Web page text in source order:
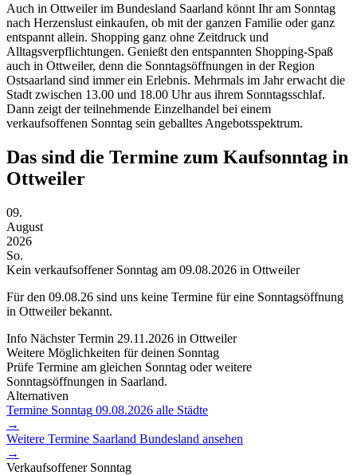
Auch in Ottweiler im Bundesland Saarland könnt Ihr am Sonntag
nach Herzenslust einkaufen, ob mit der ganzen Familie oder ganz
entspannt allein. Shopping ganz ohne Zeitdruck und
Alltagsverpflichtungen. Genießt den entspannten Shopping-Spaß
auch in Ottweiler, denn die Sonntagsöffnungen in der Region
Ostsaarland sind immer ein Erlebnis. Mehrmals im Jahr erwacht die
Stadt zwischen 13.00 und 18.00 Uhr aus ihrem Sonntagsschlaf.
Dann zeigt der teilnehmende Einzelhandel bei einem
verkaufsoffenen Sonntag sein geballtes Angebotsspektrum.
Das sind die Termine zum Kaufsonntag in
Ottweiler
09.
August
2026
So.
Kein verkaufsoffener Sonntag am 09.08.2026 in Ottweiler
Für den 09.08.26 sind uns keine Termine für eine Sonntagsöffnung
in Ottweiler bekannt.
Info Nächster Termin 29.11.2026 in Ottweiler
Weitere Möglichkeiten für deinen Sonntag
Prüfe Termine am gleichen Sonntag oder weitere
Sonntagsöffnungen in Saarland.
Alternativen
Termine Sonntag 09.08.2026 alle Städte
→
Weitere Termine Saarland Bundesland ansehen
→
Verkaufsoffener Sonntag